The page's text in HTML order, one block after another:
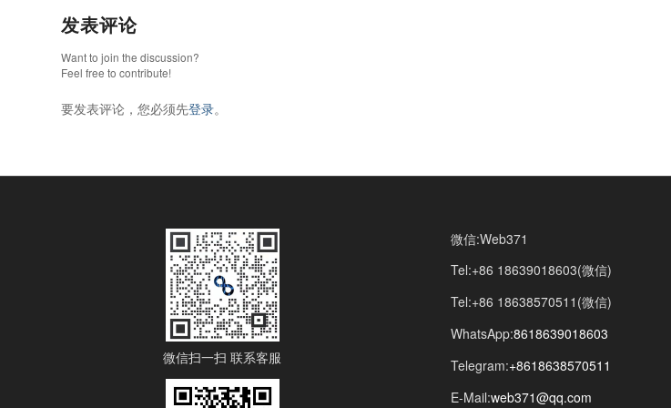
发表评论
Want to join the discussion?
Feel free to contribute!
要发表评论，您必须先登录。
微信扫一扫 联系客服
微信:Web371
Tel:+86 18639018603(微信)
Tel:+86 18638570511(微信)
WhatsApp:8618639018603
Telegram:+8618638570511
E-Mail:web371@qq.com